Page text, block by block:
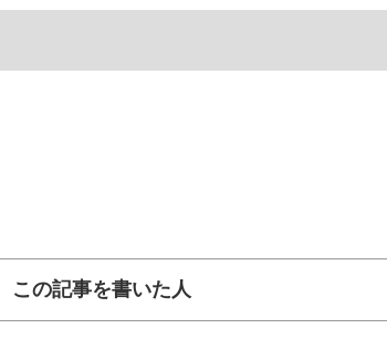
この記事を書いた人